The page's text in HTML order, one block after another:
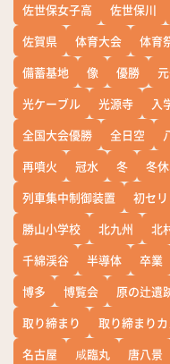
佐世保女子高
佐世保川
佐賀県
体育大会 体育
備蓄基地
像 優勝
光ケーブル
光源寺 入
全国大会優勝
全日空
再噴火
冠水 冬 冬
列車集中制御装置
初セリ
勝山小学校
北九州 北
千綿渓谷
半導体 卒業
博多
博覧会 原の辻遺
取り締まり
取り締まり
名古屋
咸臨丸 唐八景